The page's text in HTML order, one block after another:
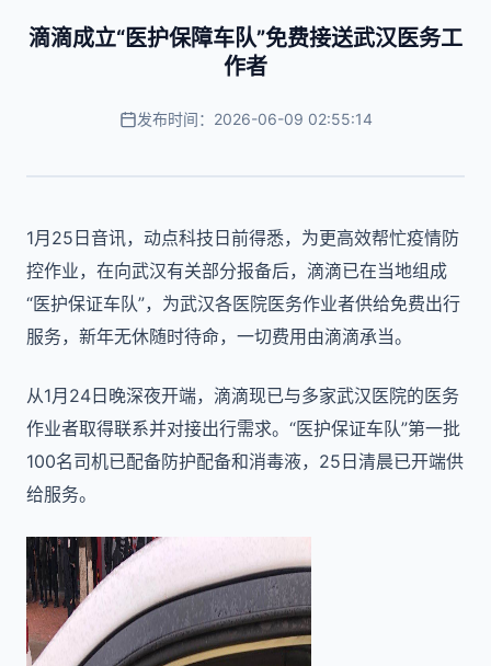
滴滴成立“医护保障车队”免费接送武汉医务工
作者
发布时间：2026-06-09 02:55:14
1月25日音讯，动点科技日前得悉，为更高效帮忙疫情防
控作业，在向武汉有关部分报备后，滴滴已在当地组成
“医护保证车队”，为武汉各医院医务作业者供给免费出行
服务，新年无休随时待命，一切费用由滴滴承当。
从1月24日晚深夜开端，滴滴现已与多家武汉医院的医务
作业者取得联系并对接出行需求。“医护保证车队”第一批
100名司机已配备防护配备和消毒液，25日清晨已开端供
给服务。